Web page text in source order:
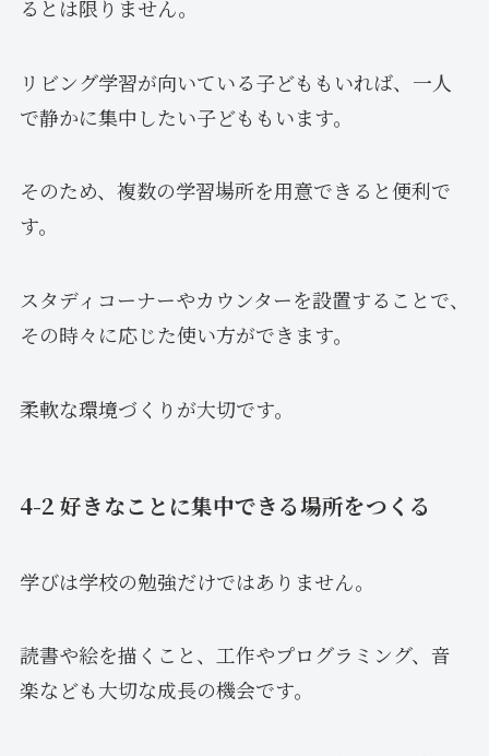
るとは限りません。
リビング学習が向いている子どももいれば、一人
で静かに集中したい子どももいます。
そのため、複数の学習場所を用意できると便利で
す。
スタディコーナーやカウンターを設置することで、
その時々に応じた使い方ができます。
柔軟な環境づくりが大切です。
4-2 好きなことに集中できる場所をつくる
学びは学校の勉強だけではありません。
読書や絵を描くこと、工作やプログラミング、音
楽なども大切な成長の機会です。